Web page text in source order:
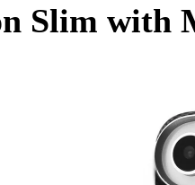
Slim with